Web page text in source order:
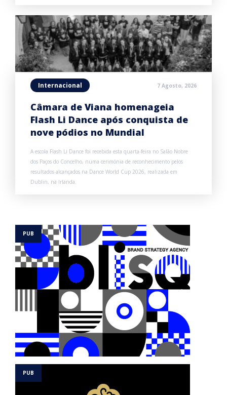
Internacional 7 Agosto, 2026
Câmara de Viana homenageia
Flash Li Dance após conquista de
nove pódios no Mundial
A escola Flash Li Dance foi recebida esta quarta-feira no Salão Nobre
dos Paços do Concelho, numa cerimónia de reconhecimento pelos
resultados alcançados na Dance World Cup 2026, realizada em
Dublin, na Irlanda.